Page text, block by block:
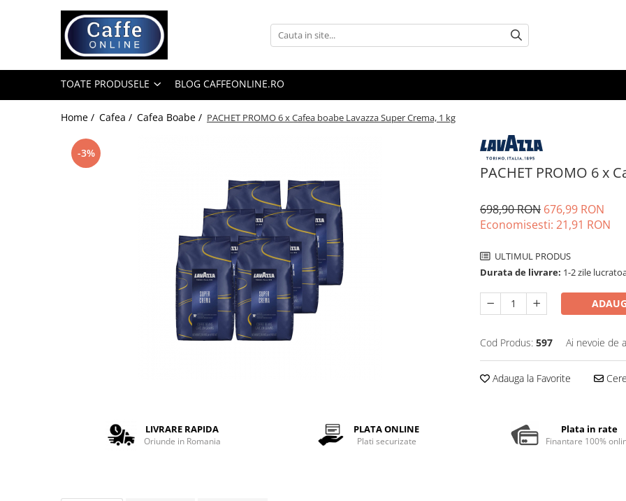
Toate Produsele
Capsule Cafea
Cafea Macinata
Cafea Instant
TOATE PRODUSELE BLOG CAFFEONLINE.RO
Home / Cafea / Cafea Boabe / PACHET PROMO 6 x Cafea boabe Lavazza Super Crema, 1 kg
PACHET PROMO 6 x
-3%
698,90 RON 676,99 RON
Economisesti: 21,91 RON
ULTIMUL PRODUS
Durata de livrare: 1-2 zile
Cod Produs: 597 Ai nevoie de
Adauga la Favorite
LIVRARE RAPIDA
Oriunde in Romania
PLATA ONLINE
Plati securizate
Plata in rate
Finantare 100%